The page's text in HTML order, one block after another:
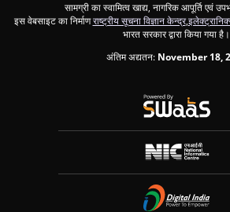
सामग्री का स्वामित्व खाद्य, नागरिक आपूर्ति एवं
इस वेबसाइट का निर्माणराष्ट्रीय सूचना विज्ञान केन्द्र,
भारत सरकार द्वारा किया गया है।
अंतिम अद्यतन: November 18,